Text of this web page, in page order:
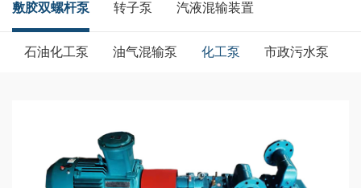
敷胶双螺杆泵 转子泵 汽液混输装置
石油化工泵 油气混输泵 化工泵 市政污水泵